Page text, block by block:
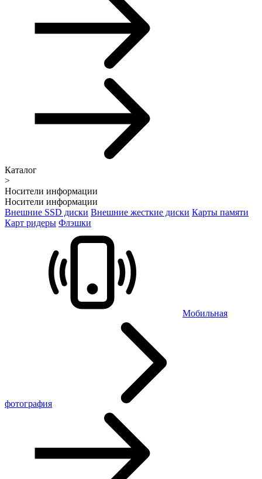
Каталог
>
Носители информации
Носители информации
Внешние SSD диски Внешние жесткие диски Карты памяти
Карт ридеры Флэшки
Мобильная
фотография